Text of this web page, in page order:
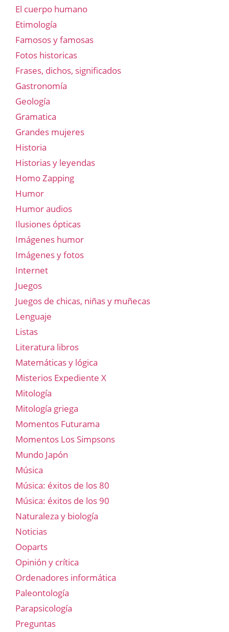
El cuerpo humano
Etimología
Famosos y famosas
Fotos historicas
Frases, dichos, significados
Gastronomía
Geología
Gramatica
Grandes mujeres
Historia
Historias y leyendas
Homo Zapping
Humor
Humor audios
Ilusiones ópticas
Imágenes humor
Imágenes y fotos
Internet
Juegos
Juegos de chicas, niñas y muñecas
Lenguaje
Listas
Literatura libros
Matemáticas y lógica
Misterios Expediente X
Mitología
Mitología griega
Momentos Futurama
Momentos Los Simpsons
Mundo Japón
Música
Música: éxitos de los 80
Música: éxitos de los 90
Naturaleza y biología
Noticias
Ooparts
Opinión y crítica
Ordenadores informática
Paleontología
Parapsicología
Preguntas